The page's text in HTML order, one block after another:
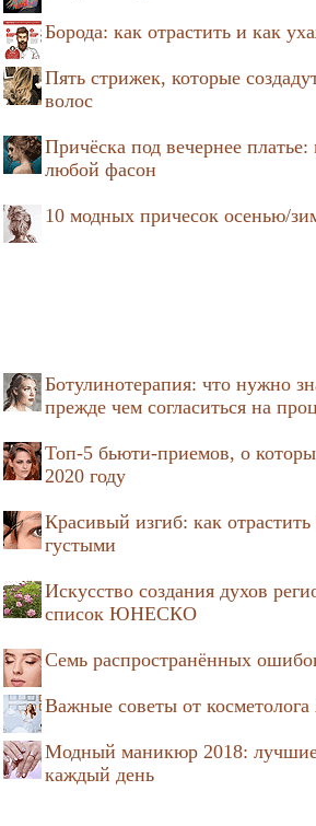
Борода: как отрастить и как
Пять стрижек, которые
волос
Причёска под вечернее
любой фасон
10 модных причесок осенью/
Ботулинотерапия: что нужно
прежде чем согласиться на
Топ-5 бьюти-приемов, о
2020 году
Красивый изгиб: как
густыми
Искусство создания духов
список ЮНЕСКО
Семь распространённых
Важные советы от
Модный маникюр 2018:
каждый день